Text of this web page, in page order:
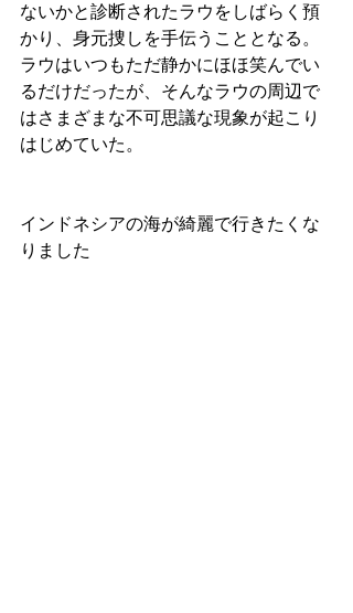
ないかと診断されたラウをしばらく預
かり、身元捜しを手伝うこととなる。
ラウはいつもただ静かにほほ笑んでい
るだけだったが、そんなラウの周辺で
はさまざまな不可思議な現象が起こり
はじめていた。
インドネシアの海が綺麗で行きたくな
りました